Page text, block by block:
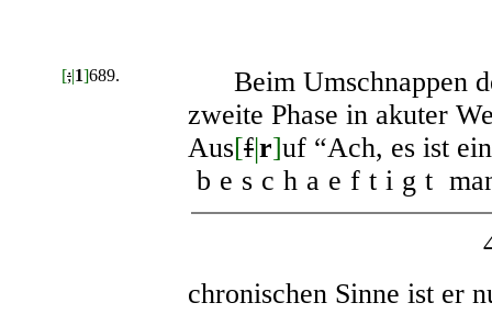
[;|1]689.
Beim Umschnappen
zweite Phase in akuter
Aus[f|r]uf “Ach, es ist
beschaeftigt
chronischen Sinne ist er